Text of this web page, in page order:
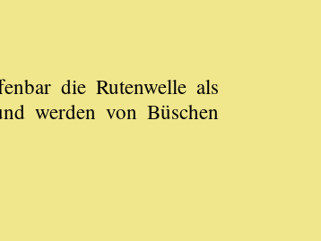
die Rutenwelle als
werden von Büschen